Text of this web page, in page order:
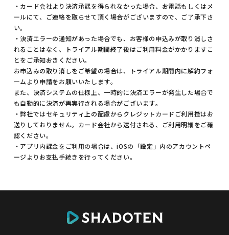
・カード会社より決済承認を得られなかった場合、お電話もしくはメ
ールにて、ご連絡を取らせて頂く場合がございますので、ご了承下さ
い。
・決済エラーの通知があった場合でも、お客様の申込みが取り消しさ
れることはなく、トライアル期間終了後はご利用料金がかかりますこ
とをご承知おきください。
お申込みの取り消しをご希望の場合は、トライアル期間内に解約フォ
ームより申請をお願いいたします。
また、決済システムの仕様上、一時的に決済エラーが発生した場合で
も自動的に決済が再実行される場合がございます。
・弊社ではセキュリティ上の配慮からクレジットカードご利用控はお
送りしておりません。カード会社から送付される、ご利用明細をご確
認ください。
・アプリ内課金をご利用の場合は、iOSの「設定」内のアカウントペ
ージよりお支払手続きを行ってください。